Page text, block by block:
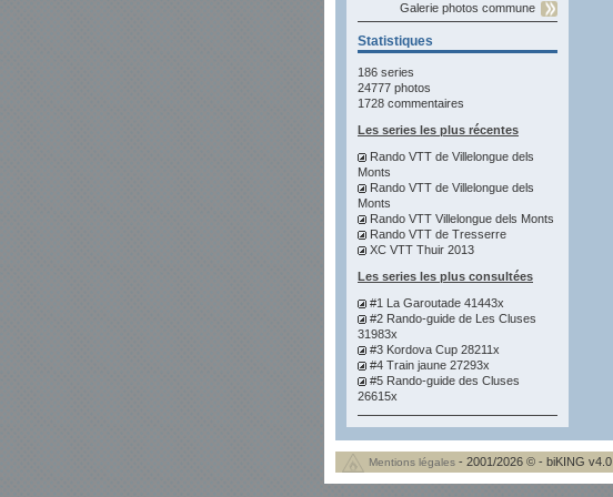
Galerie photos commune
Statistiques
186 series
24777 photos
1728 commentaires
Les series les plus récentes
Rando VTT de Villelongue dels
Monts
Rando VTT de Villelongue dels
Monts
Rando VTT Villelongue dels Monts
Rando VTT de Tresserre
XC VTT Thuir 2013
Les series les plus consultées
#1 La Garoutade 41443x
#2 Rando-guide de Les Cluses
31983x
#3 Kordova Cup 28211x
#4 Train jaune 27293x
#5 Rando-guide des Cluses
26615x
Mentions légales - 2001/2026 © - biKING v4.0